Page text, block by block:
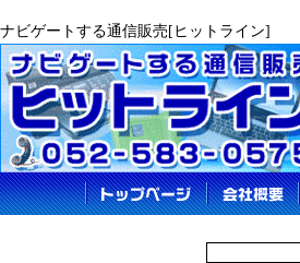
ナビゲートする通信販売[ヒットライン]